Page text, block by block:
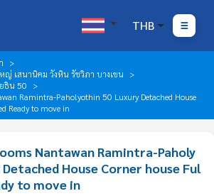
THB
ญ่ เสนานิคม วังหิน รัชวิภา บางเขน
ธิน 50
Ramintra-Paholyothin 50 Luxury Detached House
Ready to move in
Nantawan Ramintra-Paholy
House Corner house Ful
to move in